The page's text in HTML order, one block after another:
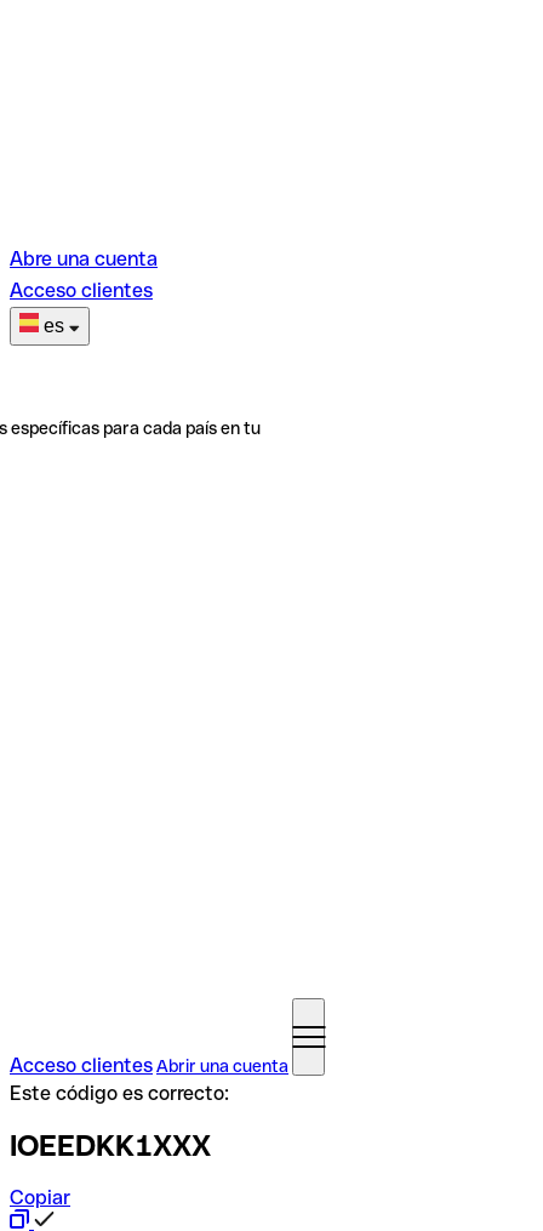
Abre una cuenta
Acceso clientes
es
específicas para cada país en tu
Acceso clientesAbrir una cuenta
Este código es correcto:
IOEEDKK1XXX
Copiar